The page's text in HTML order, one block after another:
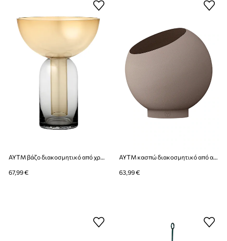
AYTM βάζο διακοσμητικό από χρωματισμένο γυαλί 15 x 19,5 cm
67,99 €
AYTM κασπώ διακοσμητικό από ανοξείδωτο χάλυβα 21 x 18,8 cm
63,99 €